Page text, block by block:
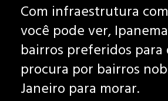
Com infraestrutura
você pode ver,
bairros preferidos para
procura por bairros
Janeiro para morar.